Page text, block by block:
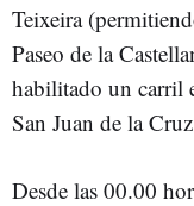
Teixeira
Paseo de la
habilitado un carril
San Juan de la
Desde las 00.00